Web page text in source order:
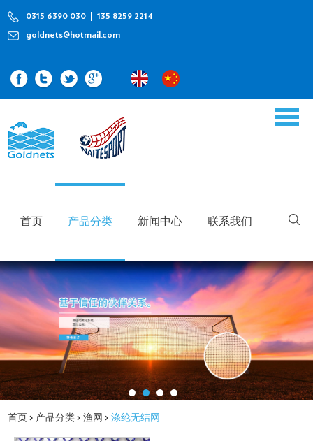
0315 6390 030 | 135 8259 2214
goldnets@hotmail.com
首页 产品分类 新闻中心 联系我们
首页 > 产品分类 >渔网 >涤纶无结网